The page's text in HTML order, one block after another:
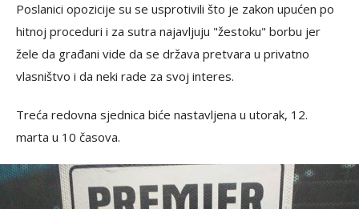
Poslanici opozicije su se usprotivili što je zakon upućen po
hitnoj proceduri i za sutra najavljuju "žestoku" borbu jer
žele da građani vide da se država pretvara u privatno
vlasništvo i da neki rade za svoj interes.
Treća redovna sjednica biće nastavljena u utorak, 12.
marta u 10 časova.